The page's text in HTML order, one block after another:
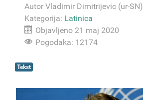
Autor Vladimir Dimitrijevic (ur-SN)
Kategorija: Latinica
Objavljeno 21 maj 2020
Pogodaka: 12174
Tekst